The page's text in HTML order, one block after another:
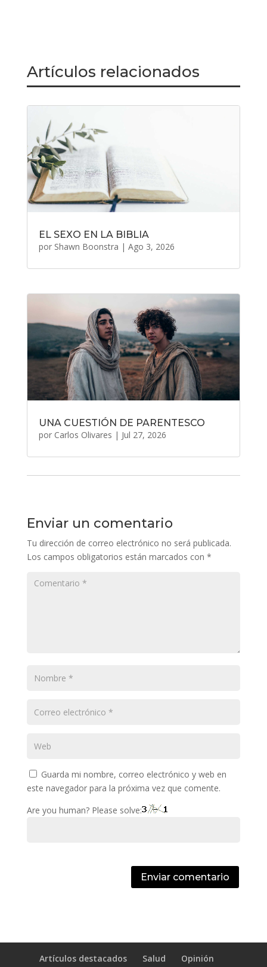
Artículos relacionados
EL SEXO EN LA BIBLIA
por Shawn Boonstra | Ago 3, 2026
UNA CUESTIÓN DE PARENTESCO
por Carlos Olivares | Jul 27, 2026
Enviar un comentario
Tu dirección de correo electrónico no será publicada.
Los campos obligatorios están marcados con *
Guarda mi nombre, correo electrónico y web en
este navegador para la próxima vez que comente.
Are you human? Please solve:
Enviar comentario
Artículos destacados Salud
Opinión